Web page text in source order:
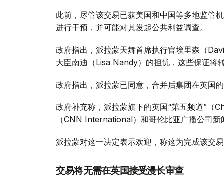
此前，尽管该交易已获美国和中国等多地监管
进行干预，并可能对其发起公共利益调查。
政府指出，派拉蒙天舞首席执行官埃里森（
大臣南迪（Lisa Nandy）的担忧，这些保证将
政府指出，派拉蒙已同意，合并后集团在英国
政府补充称，派拉蒙旗下的英国“第五频道”（
（CNN International）和哥伦比亚广播公司新
派拉蒙对这一决定表示欢迎，称这为完成该交易
交易将无需在英国接受漫长审查